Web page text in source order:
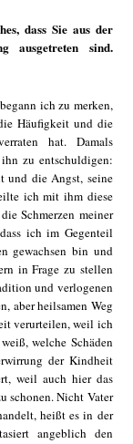
dass Sie aus der
ausgetreten sind.
ich zu merken,
Häufigkeit und die
hat. Damals
zu entschuldigen:
und die Angst, seine
ich mit ihm diese
Schmerzen meiner
ich im Gegenteil
gewachsen bin und
in Frage zu stellen
und verlogenen
aber heilsamen Weg
verurteilen, weil ich
welche Schäden
der Kindheit
weil auch hier das
schonen. Nicht Vater
heißt es in der
angeblich den